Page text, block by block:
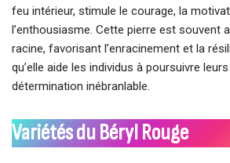
feu intérieur, stimule le courage, la
l’enthousiasme. Cette pierre est souvent
racine, favorisant l’enracinement et la
qu’elle aide les individus à poursuivre
détermination inébranlable.
Variétés du Béryl Rouge